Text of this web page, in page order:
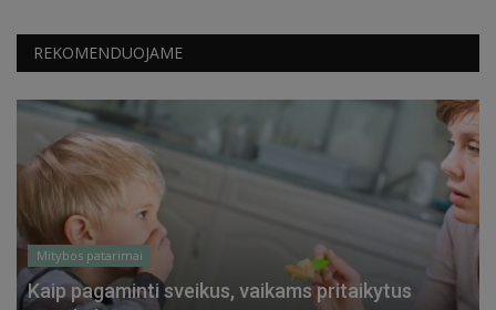
REKOMENDUOJAME
Mitybos patarimai
Kaip pagaminti sveikus, vaikams pritaikytus